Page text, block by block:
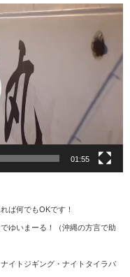
01:55
ば何でもOKです！
ゆいまーる！（沖縄の方言で助
イトジギング・ナイトタイラバ